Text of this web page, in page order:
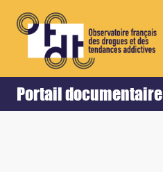
Portail documentaire
Accueil Retour